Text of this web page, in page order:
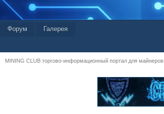
Форум Галерея
MINING CLUB торгово-информационный портал для майнеров